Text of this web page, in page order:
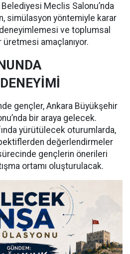
Meclis Salonu’nda
simülasyon yöntemiyle karar
ve toplumsal
amaçlanıyor.
gençler, Ankara Büyükşehir
bir araya gelecek.
yürütülecek oturumlarda,
değerlendirmeler
gençlerin önerileri
ortamı oluşturulacak.